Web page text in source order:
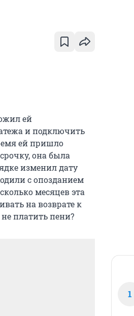
ей
и подключить
ей пришло
она была
изменил дату
с опозданием
месяцев эта
на возврате к
платить пени?
1